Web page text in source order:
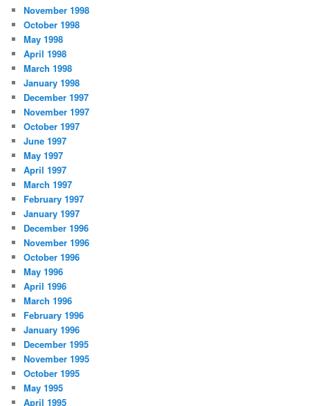
November 1998
October 1998
May 1998
April 1998
March 1998
January 1998
December 1997
November 1997
October 1997
June 1997
May 1997
April 1997
March 1997
February 1997
January 1997
December 1996
November 1996
October 1996
May 1996
April 1996
March 1996
February 1996
January 1996
December 1995
November 1995
October 1995
May 1995
April 1995